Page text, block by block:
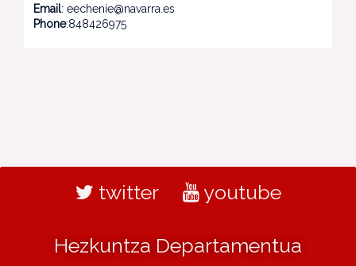
Email: eechenie@navarra.es
Phone:848426975
twitter youtube
Hezkuntza Departamentua